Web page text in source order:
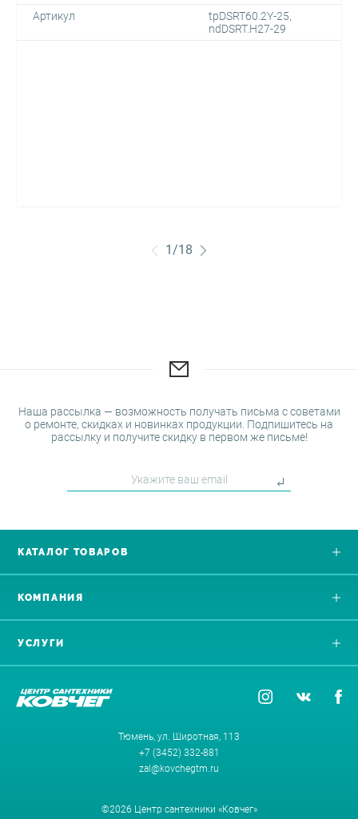
Артикул
tpDSRT60.2Y-25,
ndDSRT.H27-29
1/18
Наша рассылка — возможность получать письма с советами
о ремонте, скидках и новинках продукции. Подпишитесь на
рассылку и получите скидку в первом же письме!
Тюмень, ул. Широтная, 113
+7 (3452) 332-881
zal@kovchegtm.ru
КАТАЛОГ ТОВАРОВ
УСЛУГИ
КОМПАНИЯ
©2026 Центр сантехники «Ковчег»